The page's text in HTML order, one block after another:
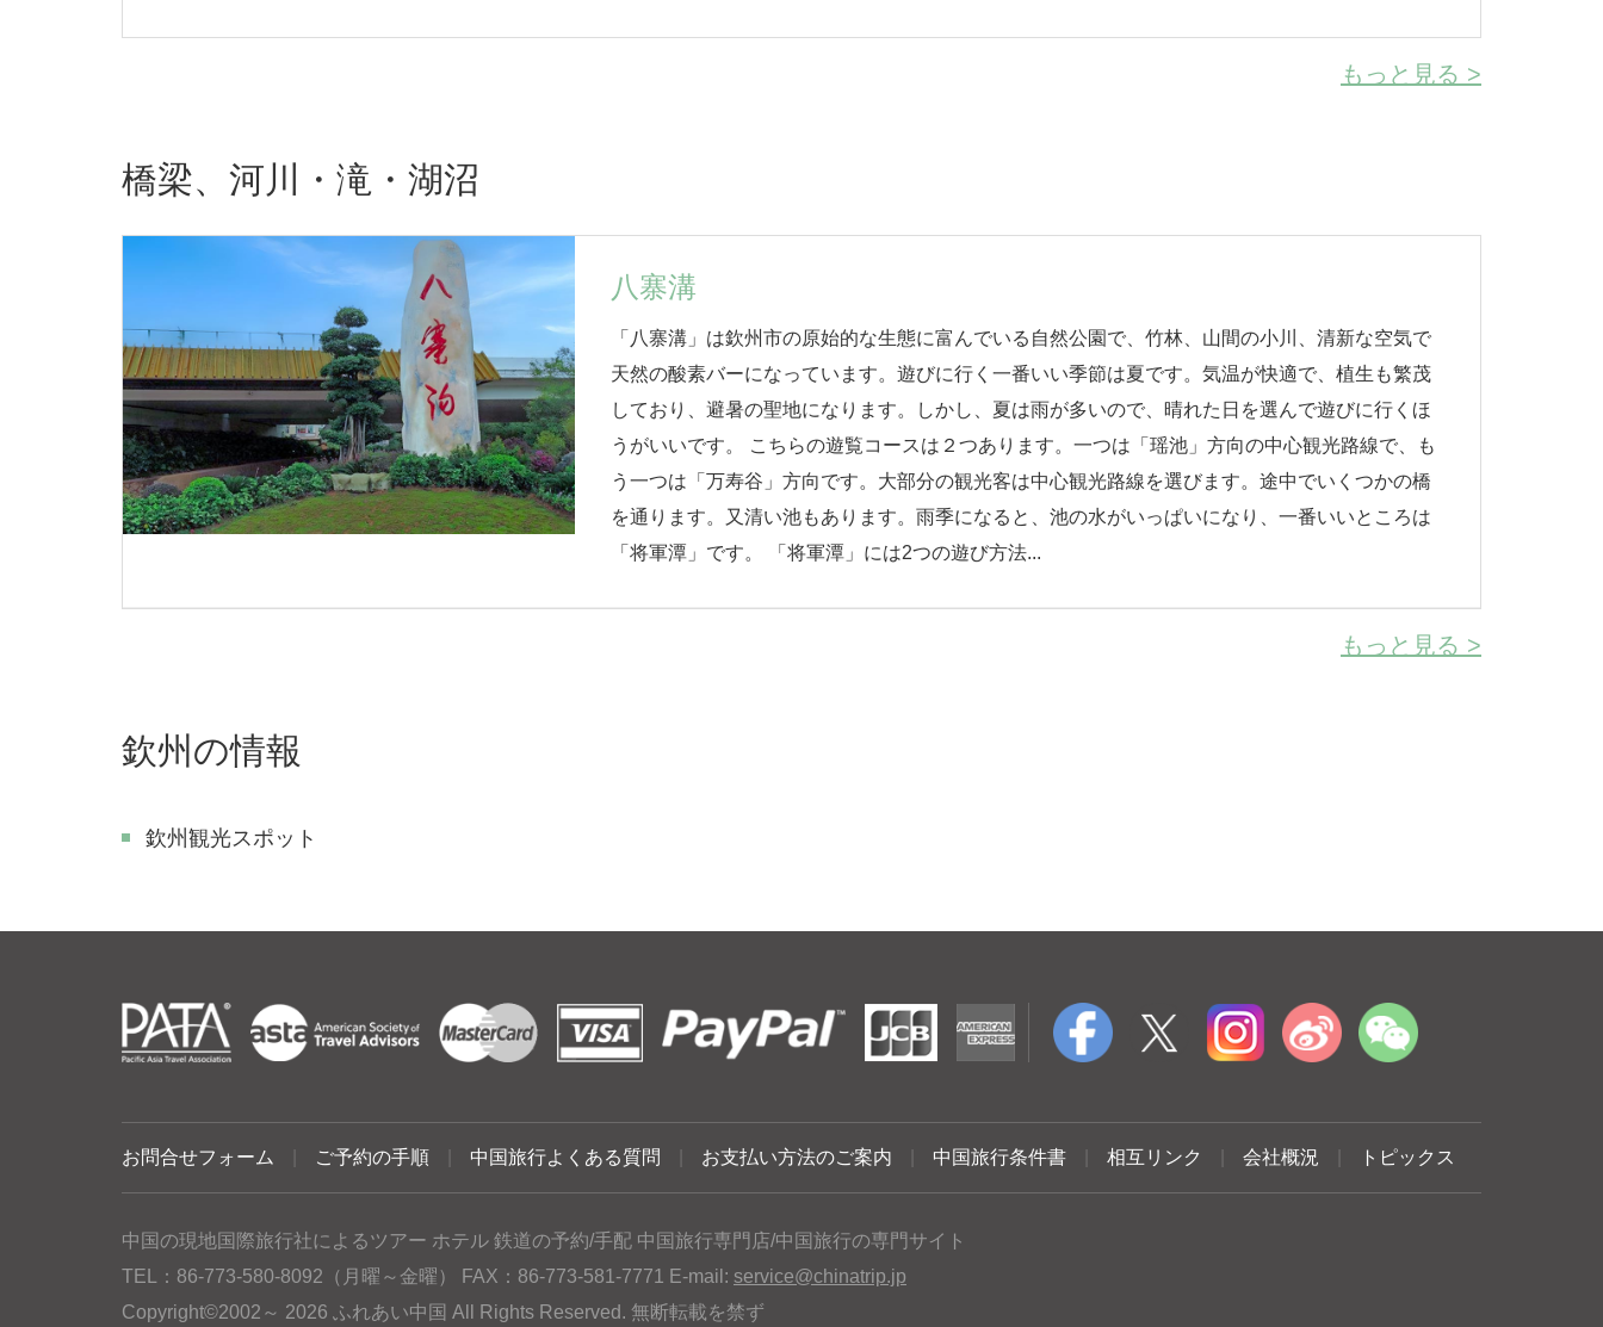
もっと見る >
橋梁、河川・滝・湖沼
八寨溝
「八寨溝」は欽州市の原始的な生態に富んでいる自然公園で、竹林、山間の小川、清新な空気で
天然の酸素バーになっています。遊びに行く一番いい季節は夏です。気温が快適で、植生も繁茂
しており、避暑の聖地になります。しかし、夏は雨が多いので、晴れた日を選んで遊びに行くほ
うがいいです。 こちらの遊覧コースは２つあります。一つは「瑶池」方向の中心観光路線で、も
う一つは「万寿谷」方向です。大部分の観光客は中心観光路線を選びます。途中でいくつかの橋
を通ります。又清い池もあります。雨季になると、池の水がいっぱいになり、一番いいところは
「将軍潭」です。 「将軍潭」には2つの遊び方法...
もっと見る >
欽州の情報
欽州観光スポット
お問合せフォーム ご予約の手順 中国旅行よくある質問 お支払い方法のご案内 中国旅行条件書 相互リンク 会社概況 トピックス
中国の現地国際旅行社によるツアー ホテル 鉄道の予約/手配 中国旅行専門店/中国旅行の専門サイト
TEL：86-773-580-8092（月曜～金曜） FAX：86-773-581-7771 E-mail: service@chinatrip.jp
Copyright©2002～ 2026 ふれあい中国 All Rights Reserved. 無断転載を禁ず